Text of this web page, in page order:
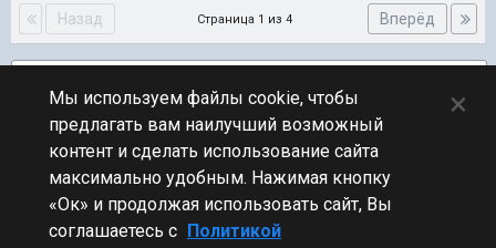
Назад Вперёд
Страница 1 из 4
ПЕРЕЙТИ К СПИСКУ ТЕМ
Ранговые бои
Мы используем файлы cookie, чтобы
предлагать вам наилучший возможный
контент и сделать использование сайта
максимально удобным. Нажимая кнопку
«Ок» и продолжая использовать сайт, Вы
соглашаетесь с Политикой
×